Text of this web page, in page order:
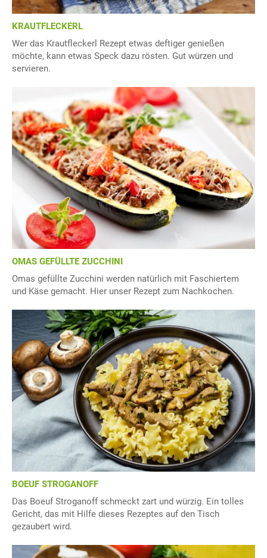
KRAUTFLECKERL
Wer das Krautfleckerl Rezept etwas deftiger genießen
möchte, kann etwas Speck dazu rösten. Gut würzen und
servieren.
OMAS GEFÜLLTE ZUCCHINI
Omas gefüllte Zucchini werden natürlich mit Faschiertem
und Käse gemacht. Hier unser Rezept zum Nachkochen.
BOEUF STROGANOFF
Das Boeuf Stroganoff schmeckt zart und würzig. Ein tolles
Gericht, das mit Hilfe dieses Rezeptes auf den Tisch
gezaubert wird.